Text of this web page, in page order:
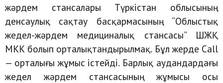
жәрдем стансалары Түркістан облысының
денсаулық сақтау басқармасының “Облыстық
жедел-жәрдем медициналық стансасы” ШЖҚ
МКК болып орталықтандырылмақ. Бұл жерде Call
— орталығы жұмыс істейді. Барлық аудандардағы
жедел жәрдем стансасының жұмысы осы